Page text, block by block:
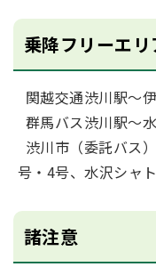
乗降フリーエリ
関越交通渋川駅～
群馬バス渋川駅～
渋川市（委託バス
号・4号、水沢シャ
諸注意